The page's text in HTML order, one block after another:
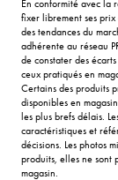
En conformité avec la
fixer librement ses prix
des tendances du
adhérente au réseau
de constater des
ceux pratiqués en
Certains des produits
disponibles en
les plus brefs délais.
caractéristiques et
décisions. Les photos
produits, elles ne sont
magasin.